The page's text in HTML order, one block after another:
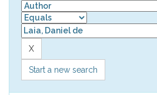
Start a new search